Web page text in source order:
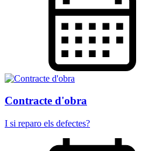
Contracte d'obra
I si reparo els defectes?